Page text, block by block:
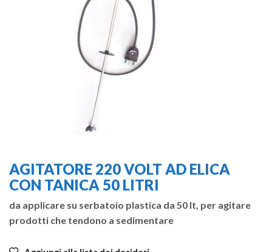
AGITATORE 220 VOLT AD ELICA
CON TANICA 50 LITRI
da applicare su serbatoio plastica da 50 lt, per agitare
prodotti che tendono a sedimentare